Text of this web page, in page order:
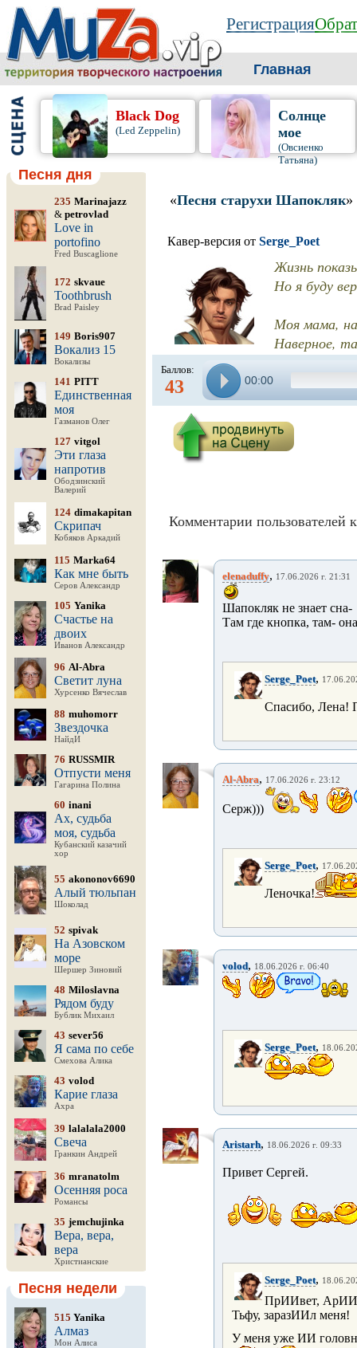
Регистрация
Главная
Black Dog
(Led Zeppelin)
Солнце
мое
(Овсиенко
Татьяна)
Песня дня
235 Marinajazz
& petrovlad
Love in
portofino
Fred Buscaglione
172 skvaue
Toothbrush
Brad Paisley
149 Boris907
Вокализ 15
Вокализы
141 PITT
Единственная
моя
Газманов Олег
127 vitgol
Эти глаза
напротив
Ободзинский
Валерий
124 dimakapitan
Скрипач
Кобяков Аркадий
115 Marka64
Как мне быть
Серов Александр
105 Yanika
Счастье на
двоих
Иванов Александр
96 Al-Abra
Светит луна
Хурсенко Вячеслав
88 muhomorr
Звездочка
НайдИ
76 RUSSMIR
Отпусти меня
Гагарина Полина
60 inani
Ах, судьба
моя, судьба
Кубанский казачий
хор
55 akononov6690
Алый тюльпан
Шоколад
52 spivak
На Азовском
море
Шершер Зиновий
48 Miloslavna
Рядом буду
Бублик Михаил
43 sever56
Я сама по себе
Смехова Алика
43 volod
Карие глаза
Ахра
39 lalalala2000
Свеча
Гранкин Андрей
36 mranatolm
Осенняя роса
Романсы
35 jemchujinka
Вера, вера,
вера
Христианские
Песня недели
515 Yanika
Алмаз
Мон Алиса
«Песня старухи Шапокляк»
Кавер-версия от Serge_Poet
Жизнь
Но я буду
Моя мама,
Наверное,
Баллов:
43 00:00
Комментарии пользователей
elenaduffy, 17.06.2026 г. 21:31
Шапокляк не знает сна-
Там где кнопка, там-
Serge_Poet,
Спасибо, Лена!
Al-Abra, 17.06.2026 г. 23:12
Серж)))
Serge_Poet,
Леночка!
volod, 18.06.2026 г. 06:40
Serge_Poet,
Aristarh, 18.06.2026 г. 09:33
Привет Сергей.
Serge_Poet,
ПрИИвет,
Тьфу, заразИИл меня!
У меня уже ИИ